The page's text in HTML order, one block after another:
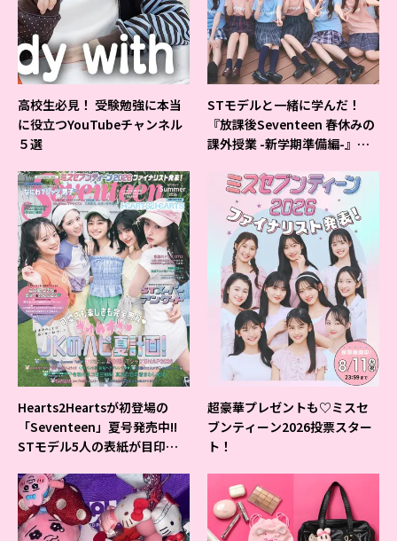
高校生必見！ 受験勉強に本当
に役立つYouTubeチャンネル
５選
STモデルと一緒に学んだ！
『放課後Seventeen 春休みの
課外授業 -新学期準備編-』イ
Hearts2Heartsが初登場の
「Seventeen」夏号発売中!!
STモデル5人の表紙が目印だ
超豪華プレゼントも♡ミスセ
ブンティーン2026投票スター
ト！